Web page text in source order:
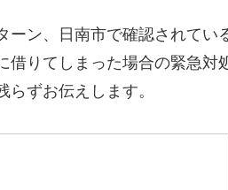
ーン、日南市で確認されてい
借りてしまった場合の緊急対
ずお伝えします。